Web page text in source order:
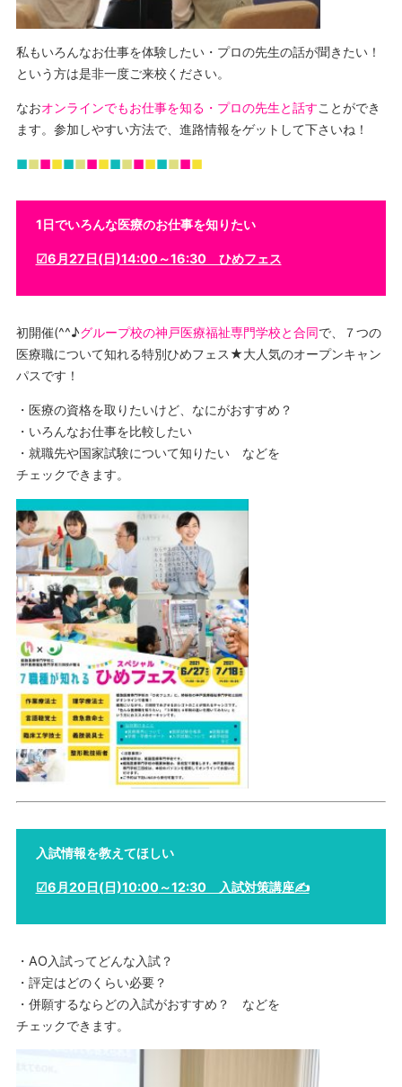
私もいろんなお仕事を体験したい・プロの先生の話が聞きたい！
という方は是非一度ご来校ください。
なおオンラインでもお仕事を知る・プロの先生と話すことができ
ます。参加しやすい方法で、進路情報をゲットして下さいね！
■■■■■■■■■■■■■■■■
1日でいろんな医療のお仕事を知りたい
☑6月27日(日)14:00～16:30 ひめフェス
初開催(^^♪グループ校の神戸医療福祉専門学校と合同で、７つの
医療職について知れる特別ひめフェス★大人気のオープンキャン
パスです！
・医療の資格を取りたいけど、なにがおすすめ？
・いろんなお仕事を比較したい
・就職先や国家試験について知りたい などを
チェックできます。
入試情報を教えてほしい
☑6月20日(日)10:00～12:30 入試対策講座✍
・AO入試ってどんな入試？
・評定はどのくらい必要？
・併願するならどの入試がおすすめ？ などを
チェックできます。